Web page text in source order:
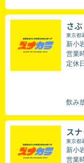
さぶ
東京都
新小
営業
定休
飲み
ス
東京都
新小
営業